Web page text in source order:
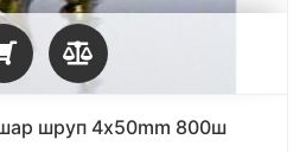
шруп 4x50mm 800ш